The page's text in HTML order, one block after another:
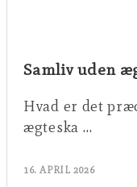
Samliv uden
Hvad er det
ægteska …
16. APRIL 2026